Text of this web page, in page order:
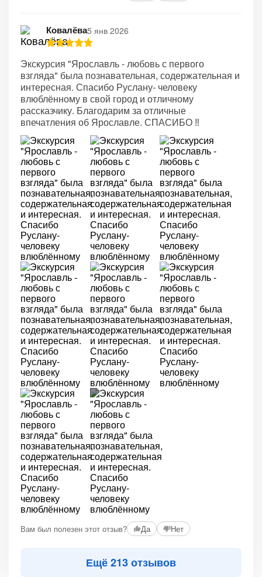
Ковалёва5 янв 2026
Экскурсия "Ярославль - любовь с первого
взгляда" была познавательная, содержательная и
интересная. Спасибо Руслану- человеку
влюблённому в свой город и отличному
рассказчику. Благодарим за отличные
впечатления об Ярославле. СПАСИБО ‼️
Вам был полезен этот отзыв? Да Нет
Ещё 213 отзывов